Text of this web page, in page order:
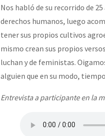
Nos habló de su recorrido de
derechos humanos, luego
tener sus propios cultivos
mismo crean sus propios
luchan y de feministas.
alguien que en su modo,
Entrevista a participante en la